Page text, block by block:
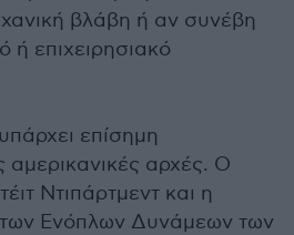
βλάβη ή αν συνέβη
ή επιχειρησιακό
επίσημη
αμερικανικές αρχές. Ο
Ντιπάρτμεντ και η
των Ενόπλων Δυνάμεων των